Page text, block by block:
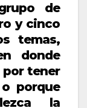
de
y cinco
temas,
donde
tener
porque
la